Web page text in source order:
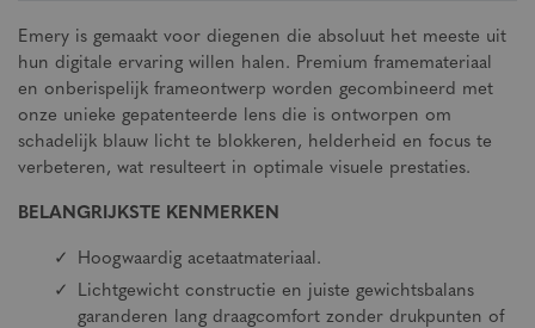
Emery is gemaakt voor diegenen die absoluut het meeste uit
hun digitale ervaring willen halen. Premium framemateriaal
en onberispelijk frameontwerp worden gecombineerd met
onze unieke gepatenteerde lens die is ontworpen om
schadelijk blauw licht te blokkeren, helderheid en focus te
verbeteren, wat resulteert in optimale visuele prestaties.
BELANGRIJKSTE KENMERKEN
Hoogwaardig acetaatmateriaal.
Lichtgewicht constructie en juiste gewichtsbalans
garanderen lang draagcomfort zonder drukpunten of